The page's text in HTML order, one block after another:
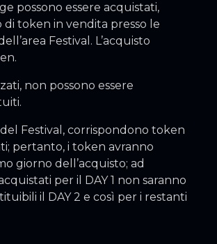
possono essere acquistati,
token in vendita presso le
Festival. L’acquisto
non possono essere
Festival, corrispondono token
pertanto, i token avranno
giorno dell’acquisto; ad
per il DAY 1 non saranno
il DAY 2 e così per i restanti